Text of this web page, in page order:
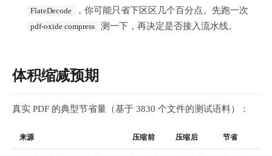
FlateDecode ，你可能只省下区区几个百分点。先跑一次
pdf-oxide compress 测一下，再决定是否接入流水线。
体积缩减预期
真实 PDF 的典型节省量（基于 3830 个文件的测试语料）：
来源 压缩前 压缩后 节省